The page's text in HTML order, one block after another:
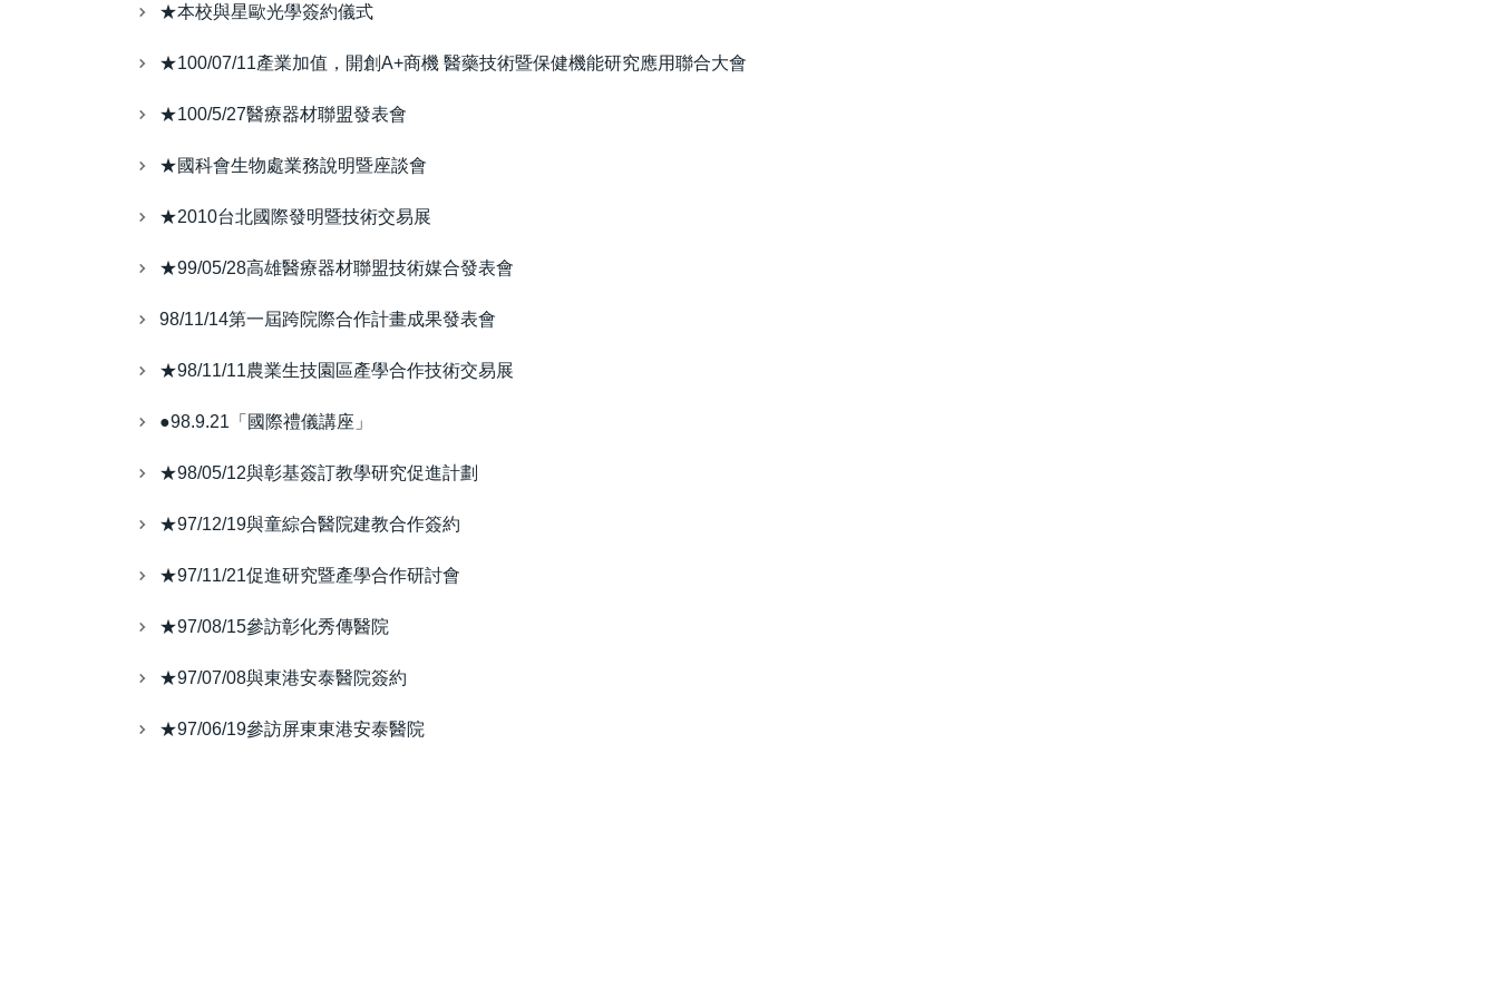
★本校與星歐光學簽約儀式
★100/07/11產業加值，開創A+商機 醫藥技術暨保健機能研究應用聯合大會
★100/5/27醫療器材聯盟發表會
★國科會生物處業務說明暨座談會
★2010台北國際發明暨技術交易展
★99/05/28高雄醫療器材聯盟技術媒合發表會
98/11/14第一屆跨院際合作計畫成果發表會
★98/11/11農業生技園區產學合作技術交易展
●98.9.21「國際禮儀講座」
★98/05/12與彰基簽訂教學研究促進計劃
★97/12/19與童綜合醫院建教合作簽約
★97/11/21促進研究暨產學合作研討會
★97/08/15參訪彰化秀傳醫院
★97/07/08與東港安泰醫院簽約
★97/06/19參訪屏東東港安泰醫院